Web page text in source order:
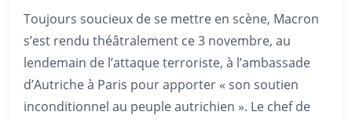
Toujours soucieux de se mettre en scène, Macron
s’est rendu théâtralement ce 3 novembre, au
lendemain de l’attaque terroriste, à l’ambassade
d’Autriche à Paris pour apporter « son soutien
inconditionnel au peuple autrichien ». Le chef de